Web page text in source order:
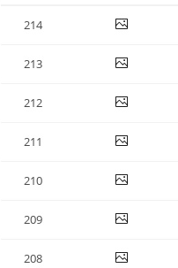
214
213
212
211
210
209
208